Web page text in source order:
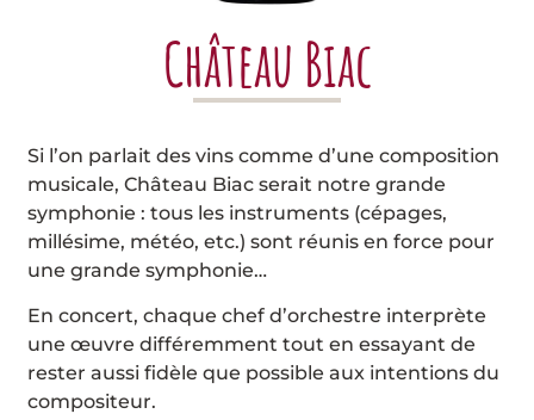
Château Biac
Si l’on parlait des vins comme d’une composition
musicale, Château Biac serait notre grande
symphonie : tous les instruments (cépages,
millésime, météo, etc.) sont réunis en force pour
une grande symphonie…
En concert, chaque chef d’orchestre interprète
une œuvre différemment tout en essayant de
rester aussi fidèle que possible aux intentions du
compositeur.